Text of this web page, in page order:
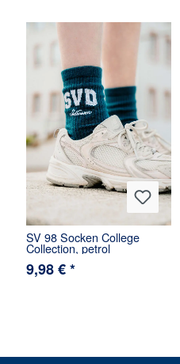
SV 98 Socken College
Collection, petrol
9,98 € *